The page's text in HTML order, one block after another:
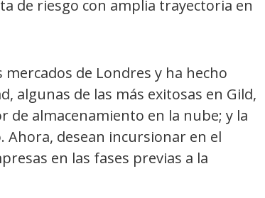
de riesgo con amplia trayectoria en
de Londres y ha hecho
algunas de las más exitosas en Gild,
de almacenamiento en la nube; y la
desean incursionar en el
en las fases previas a la